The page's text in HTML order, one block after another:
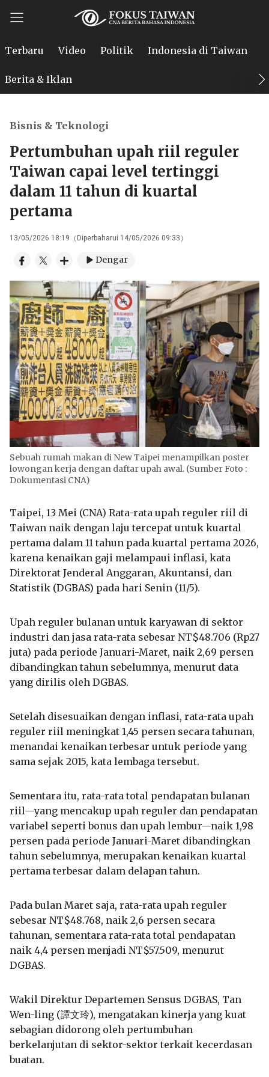
Terbaru Video Politik Indonesia di Taiwan
Berita & Iklan
Bisnis & Teknologi
Pertumbuhan upah riil reguler
Taiwan capai level tertinggi
dalam 11 tahun di kuartal
pertama
13/05/2026 18:19（Diperbaharui 14/05/2026 09:33）
Dengar
Sebuah rumah makan di New Taipei menampilkan poster
lowongan kerja dengan daftar upah awal. (Sumber Foto :
Dokumentasi CNA)
Taipei, 13 Mei (CNA) Rata-rata upah reguler riil di
Taiwan naik dengan laju tercepat untuk kuartal
pertama dalam 11 tahun pada kuartal pertama 2026,
karena kenaikan gaji melampaui inflasi, kata
Direktorat Jenderal Anggaran, Akuntansi, dan
Statistik (DGBAS) pada hari Senin (11/5).
Upah reguler bulanan untuk karyawan di sektor
industri dan jasa rata-rata sebesar NT$48.706 (Rp27
juta) pada periode Januari-Maret, naik 2,69 persen
dibandingkan tahun sebelumnya, menurut data
yang dirilis oleh DGBAS.
Setelah disesuaikan dengan inflasi, rata-rata upah
reguler riil meningkat 1,45 persen secara tahunan,
menandai kenaikan terbesar untuk periode yang
sama sejak 2015, kata lembaga tersebut.
Sementara itu, rata-rata total pendapatan bulanan
riil—yang mencakup upah reguler dan pendapatan
variabel seperti bonus dan upah lembur—naik 1,98
persen pada periode Januari-Maret dibandingkan
tahun sebelumnya, merupakan kenaikan kuartal
pertama terbesar dalam delapan tahun.
Pada bulan Maret saja, rata-rata upah reguler
sebesar NT$48.768, naik 2,6 persen secara
tahunan, sementara rata-rata total pendapatan
naik 4,4 persen menjadi NT$57.509, menurut
DGBAS.
Wakil Direktur Departemen Sensus DGBAS, Tan
Wen-ling (譚文玲), mengatakan kinerja yang kuat
sebagian didorong oleh pertumbuhan
berkelanjutan di sektor-sektor terkait kecerdasan
buatan.